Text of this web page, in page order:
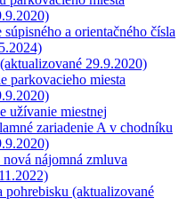
a orientačného čísla
29.9.2020)
parkovacieho miesta
užívanie miestnej
zariadenie A v chodníku
nájomná zmluva
pohrebisku (aktualizované